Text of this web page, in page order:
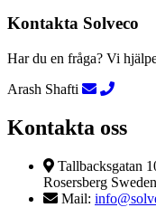
Kontakta Solveco
Har du en fråga? Vi
Arash Shafti
Kontakta oss
Tallbacksgatan
Rosersberg Sweden
Mail: